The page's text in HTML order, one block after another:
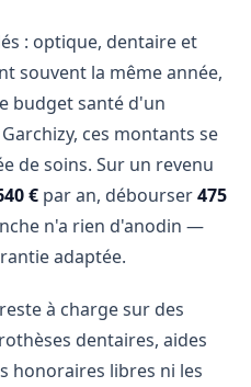
: optique, dentaire et
souvent la même année,
budget santé d'un
ces montants se
de soins. Sur un revenu
€ par an, débourser475
n'a rien d'anodin —
adaptée.
à charge sur des
dentaires, aides
honoraires libres ni les